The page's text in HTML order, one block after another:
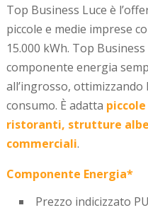
Top Business Luce è
piccole e medie imprese
15.000 kWh. Top
componente energia
all’ingrosso,
consumo. È adatta
ristoranti, strutture
commerciali.
Componente Energia*
Prezzo indicizzato